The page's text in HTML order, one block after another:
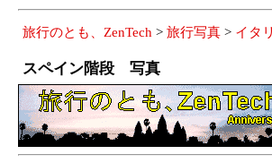
旅行のとも、ZenTech > 旅行写真 > イタ
スペイン階段 写真